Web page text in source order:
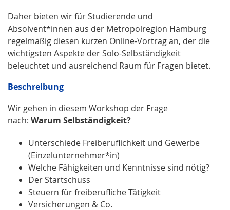
Daher bieten wir für Studierende und
Absolvent*innen aus der Metropolregion Hamburg
regelmäßig diesen kurzen Online-Vortrag an, der die
wichtigsten Aspekte der Solo-Selbständigkeit
beleuchtet und ausreichend Raum für Fragen bietet.
Beschreibung
Wir gehen in diesem Workshop der Frage
nach: Warum Selbständigkeit?
Unterschiede Freiberuflichkeit und Gewerbe
(Einzelunternehmer*in)
Welche Fähigkeiten und Kenntnisse sind nötig?
Der Startschuss
Steuern für freiberufliche Tätigkeit
Versicherungen & Co.